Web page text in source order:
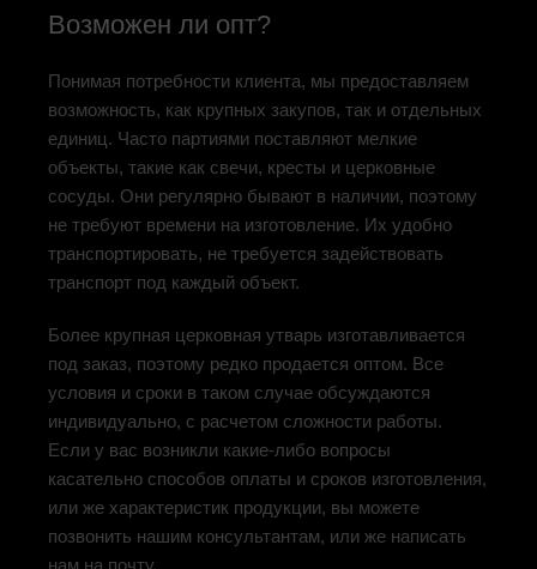
Возможен ли опт?
Понимая потребности клиента, мы предоставляем
возможность, как крупных закупов, так и отдельных
единиц. Часто партиями поставляют мелкие
объекты, такие как свечи, кресты и церковные
сосуды. Они регулярно бывают в наличии, поэтому
не требуют времени на изготовление. Их удобно
транспортировать, не требуется задействовать
транспорт под каждый объект.
Более крупная церковная утварь изготавливается
под заказ, поэтому редко продается оптом. Все
условия и сроки в таком случае обсуждаются
индивидуально, с расчетом сложности работы.
Если у вас возникли какие-либо вопросы
касательно способов оплаты и сроков изготовления,
или же характеристик продукции, вы можете
позвонить нашим консультантам, или же написать
нам на почту.